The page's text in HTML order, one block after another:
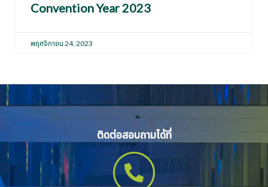
Convention Year 2023
พฤศจิกายน 24, 2023
ติดต่อสอบถามได้ที่